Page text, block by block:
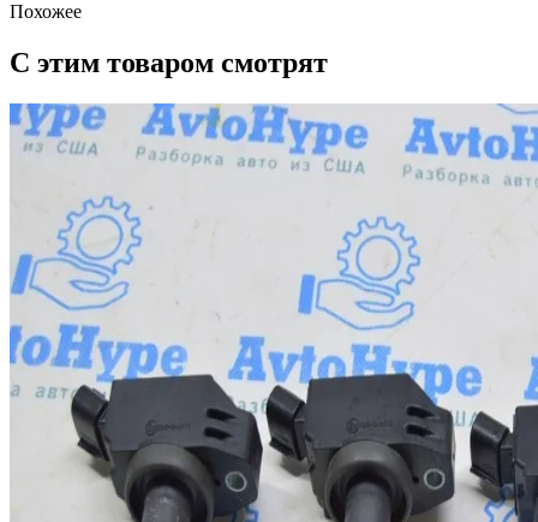
Похожее
С этим товаром смотрят